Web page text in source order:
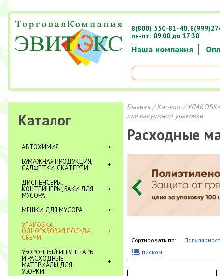
Наша компания
8(800) 550-81-40,
пн-пт: 09:00 до 17:30
Каталог
АВТОХИМИЯ
БУМАЖНАЯ ПРОДУКЦИЯ,
САЛФЕТКИ, СКАТЕРТИ
ДИСПЕНСЕРЫ,
КОНТЕЙНЕРЫ, БАКИ ДЛЯ
МУСОРА
МЕШКИ ДЛЯ МУСОРА
УПАКОВКА,
ОДНОРАЗОВАЯ ПОСУДА,
СВЕЧИ
УБОРОЧНЫЙ ИНВЕНТАРЬ
И РАСХОДНЫЕ
МАТЕРИАЛЫ ДЛЯ
УБОРКИ
Главная/Каталог/
для вакуумной упаковки
Расходные
Сортировать по:
Списком